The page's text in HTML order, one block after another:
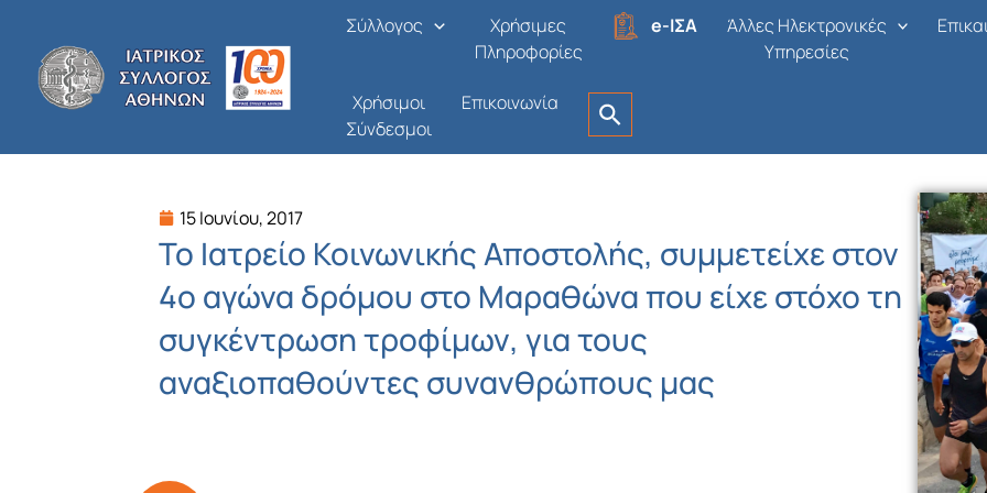
περιεχόμενο
Σύλλογος
Χρήσιμες
Πληροφορίες
e-ΙΣΑ
Άλλες Ηλεκτρονικές
Υπηρεσίες
Χρήσιμοι
Σύνδεσμοι
Επικοινωνία
15 Ιουνίου, 2017
Το Ιατρείο Κοινωνικής Αποστολής, συμμετείχε στον
4ο αγώνα δρόμου στο Μαραθώνα που είχε στόχο τη
συγκέντρωση τροφίμων, για τους
αναξιοπαθούντες συνανθρώπους μας